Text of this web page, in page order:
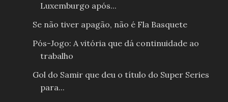
Luxemburgo após...
Se não tiver apagão, não é Fla Basquete
Pós-Jogo: A vitória que dá continuidade ao
trabalho
Gol do Samir que deu o título do Super Series
para...